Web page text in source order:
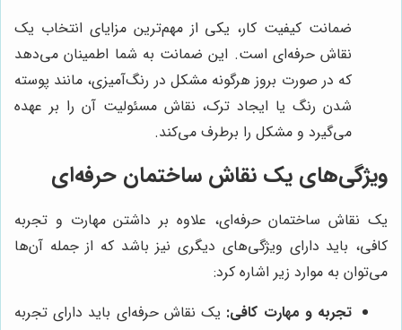
ضمانت کیفیت کار، یکی از مهم‌ترین مزایای انتخاب یک
نقاش حرفه‌ای است. این ضمانت به شما اطمینان می‌دهد
که در صورت بروز هرگونه مشکل در رنگ‌آمیزی، مانند پوسته
شدن رنگ یا ایجاد ترک، نقاش مسئولیت آن را بر عهده
می‌گیرد و مشکل را برطرف می‌کند.
ویژگی‌های یک نقاش ساختمان حرفه‌ای
یک نقاش ساختمان حرفه‌ای، علاوه بر داشتن مهارت و تجربه
کافی، باید دارای ویژگی‌های دیگری نیز باشد که از جمله آن‌ها
می‌توان به موارد زیر اشاره کرد:
تجربه و مهارت کافی: یک نقاش حرفه‌ای باید دارای تجربه